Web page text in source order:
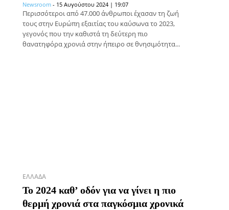
Newsroom - 15 Αυγούστου 2024 | 19:07
Περισσότεροι από 47.000 άνθρωποι έχασαν τη ζωή
τους στην Ευρώπη εξαιτίας του καύσωνα το 2023,
γεγονός που την καθιστά τη δεύτερη πιο
θανατηφόρα χρονιά στην ήπειρο σε θνησιμότητα...
ΕΛΛΆΔΑ
To 2024 καθ’ οδόν για να γίνει η πιο
θερμή χρονιά στα παγκόσμια χρονικά